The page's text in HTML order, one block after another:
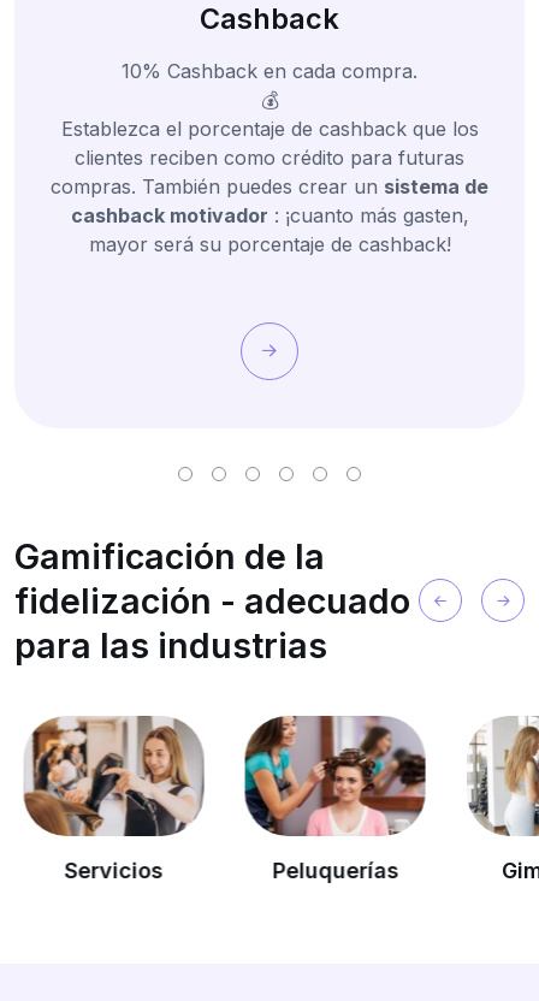
Cashback
10% Cashback en cada compra.
💰
Establezca el porcentaje de cashback que los
clientes reciben como crédito para futuras
compras. También puedes crear un sistema de
cashback motivador : ¡cuanto más gasten,
mayor será su porcentaje de cashback!
Gamificación de la
fidelización - adecuado
para las industrias
Servicios Peluquerías